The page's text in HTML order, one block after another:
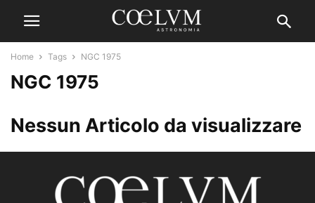
Home Tags NGC 1975
NGC 1975
Nessun Articolo da visualizzare